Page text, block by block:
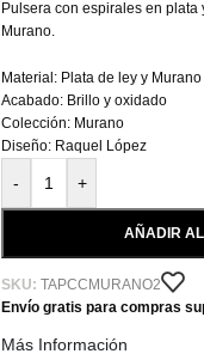
Pulsera con espirales en plata
Murano.
Material: Plata de ley y Murano
Acabado: Brillo y oxidado
Colección: Murano
Diseño: Raquel López
- +
AÑADIR
SKU: TAPCCMURANO2
Envío gratis para compras
Más Información